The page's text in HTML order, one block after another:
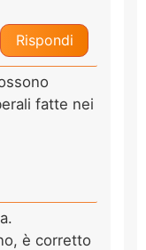
Rispondi
fatte nei
è corretto